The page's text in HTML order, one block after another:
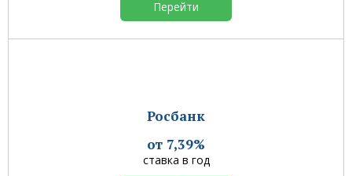
Перейти
Росбанк
от 7,39%
ставка в год